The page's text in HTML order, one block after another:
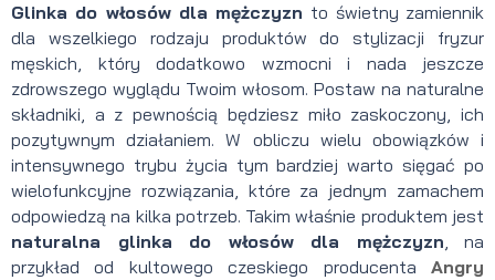
Glinka do włosów dla mężczyzn to świetny zamiennik
dla wszelkiego rodzaju produktów do stylizacji fryzur
męskich, który dodatkowo wzmocni i nada jeszcze
zdrowszego wyglądu Twoim włosom. Postaw na naturalne
składniki, a z pewnością będziesz miło zaskoczony, ich
pozytywnym działaniem. W obliczu wielu obowiązków i
intensywnego trybu życia tym bardziej warto sięgać po
wielofunkcyjne rozwiązania, które za jednym zamachem
odpowiedzą na kilka potrzeb. Takim właśnie produktem jest
naturalna glinka do włosów dla mężczyzn, na
przykład od kultowego czeskiego producenta Angry